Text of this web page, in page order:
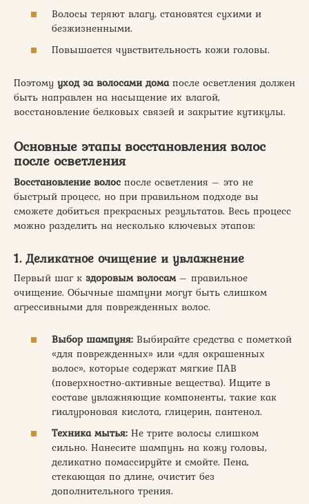
Волосы теряют влагу, становятся сухими и
безжизненными.
Повышается чувствительность кожи головы.
Поэтому уход за волосами домапосле осветления должен
быть направлен на насыщение их влагой,
восстановление белковых связей и закрытие кутикулы.
Основные этапы восстановления волос
после осветления
Восстановление волос после осветления – это не
быстрый процесс, но при правильном подходе вы
сможете добиться прекрасных результатов. Весь процесс
можно разделить на несколько ключевых этапов:
1. Деликатное очищение и увлажнение
Первый шаг к здоровым волосам– правильное
очищение. Обычные шампуни могут быть слишком
агрессивными для поврежденных волос.
Выбор шампуня: Выбирайте средства с пометкой
«для поврежденных» или «для окрашенных
волос», которые содержат мягкие ПАВ
(поверхностно-активные вещества). Ищите в
составе увлажняющие компоненты, такие как
гиалуроновая кислота, глицерин, пантенол.
Техника мытья: Не трите волосы слишком
сильно. Нанесите шампунь на кожу головы,
деликатно помассируйте и смойте. Пена,
стекающая по длине, очистит без
дополнительного трения.